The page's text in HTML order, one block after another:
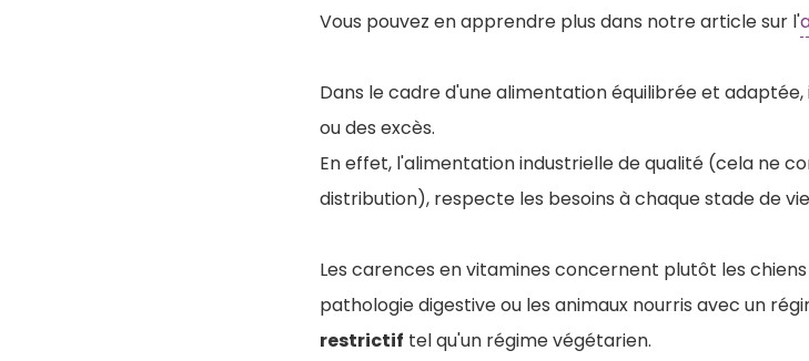
Vous pouvez en apprendre plus dans notre article sur l'
Dans le cadre d'une alimentation équilibrée et
ou des excès.
En effet, l'alimentation industrielle de qualité (cela ne
distribution), respecte les besoins à chaque stade de
Les carences en vitamines concernent plutôt les
pathologie digestive ou les animaux nourris avec un
restrictif tel qu'un régime végétarien.